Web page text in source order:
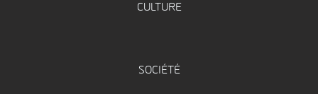
CULTURE
SOCIÉTÉ